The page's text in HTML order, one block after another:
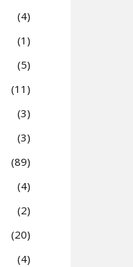
4
1
5
11
3
3
89
4
2
20
4